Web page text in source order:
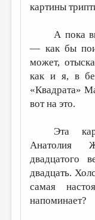
картины
А пока
— как бы
может,
как и я, в
«Квадрата»
вот на это.
Эта
Анатолия
двадцатого
двадцать.
самая
напоминает?